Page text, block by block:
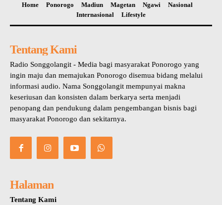
Home Ponorogo Madiun Magetan Ngawi
Nasional
Internasional
Lifestyle
Tentang Kami
Radio Songgolangit - Media bagi masyarakat Ponorogo yang
ingin maju dan memajukan Ponorogo disemua bidang melalui
informasi audio. Nama Songgolangit mempunyai makna
keseriusan dan konsisten dalam berkarya serta menjadi
penopang dan pendukung dalam pengembangan bisnis bagi
masyarakat Ponorogo dan sekitarnya.
Halaman
Tentang Kami